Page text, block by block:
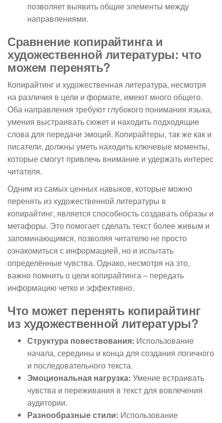
позволяет выявить общие элементы между
направлениями.
Сравнение копирайтинга и
художественной литературы: что
можем перенять?
Копирайтинг и художественная литература, несмотря
на различия в цели и формате, имеют много общего.
Оба направления требуют глубокого понимания языка,
умения выстраивать сюжет и находить подходящие
слова для передачи эмоций. Копирайтеры, так же как и
писатели, должны уметь находить ключевые моменты,
которые смогут привлечь внимание и удержать интерес
читателя.
Одним из самых ценных навыков, которые можно
перенять из художественной литературы в
копирайтинг, является способность создавать образы и
метафоры. Это помогает сделать текст более живым и
запоминающимся, позволяя читателю не просто
ознакомиться с информацией, но и испытать
определённые чувства. Однако, несмотря на это,
важно помнить о цели копирайтинга – передать
информацию четко и эффективно.
Что может перенять копирайтинг
из художественной литературы?
Структура повествования: Использование
начала, середины и конца для создания логичного
и последовательного текста.
Эмоциональная нагрузка: Умение встраивать
чувства и переживания в текст для вовлечения
аудитории.
Разнообразные стили: Использование